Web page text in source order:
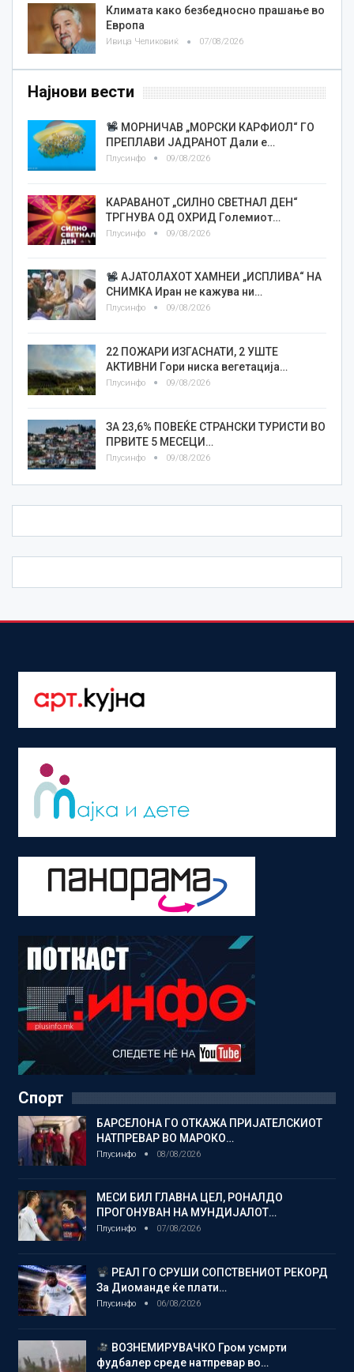
Климата како безбедносно прашање во
Европа
Ивица Челиковиќ 07/08/2026
Најнови вести
МОРНИЧАВ „МОРСКИ КАРФИОЛ“ ГО
ПРЕПЛАВИ ЈАДРАНОТ Дали е…
Плусинфо 09/08/2026
КАРАВАНОТ „СИЛНО СВЕТНАЛ ДЕН“
ТРГНУВА ОД ОХРИД Големиот…
Плусинфо 09/08/2026
АЈАТОЛАХОТ ХАМНЕИ „ИСПЛИВА“ НА
СНИМКА Иран не кажува ни…
Плусинфо 09/08/2026
22 ПОЖАРИ ИЗГАСНАТИ, 2 УШТЕ
АКТИВНИ Гори ниска вегетација…
Плусинфо 09/08/2026
ЗА 23,6% ПОВЕЌЕ СТРАНСКИ ТУРИСТИ ВО
ПРВИТЕ 5 МЕСЕЦИ…
Плусинфо 09/08/2026
Спорт
БАРСЕЛОНА ГО ОТКАЖА ПРИЈАТЕЛСКИОТ
НАТПРЕВАР ВО МАРОКО…
Плусинфо 08/08/2026
МЕСИ БИЛ ГЛАВНА ЦЕЛ, РОНАЛДО
ПРОГОНУВАН НА МУНДИЈАЛОТ…
Плусинфо 07/08/2026
РЕАЛ ГО СРУШИ СОПСТВЕНИОТ РЕКОРД
За Диоманде ќе плати…
Плусинфо 06/08/2026
ВОЗНЕМИРУВАЧКО Гром усмрти
фудбалер среде натпревар во…